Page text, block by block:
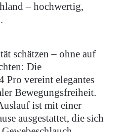
– hochwertig,
schätzen – ohne auf
Die
Pro vereint elegantes
Bewegungsfreiheit.
ist mit einer
ausgestattet, die sich